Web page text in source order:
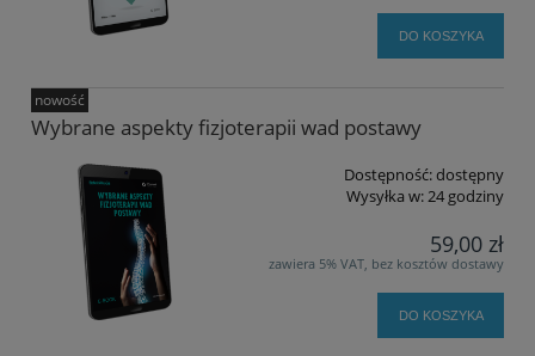
DO KOSZYKA
Wybrane aspekty fizjoterapii wad postawy
Dostępność:dostępny
Wysyłka w:24 godziny
59,00 zł
zawiera 5% VAT, bez kosztów dostawy
DO KOSZYKA
nowość